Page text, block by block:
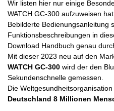
Wir listen hier nur einige
WATCH GC-300 aufzuweisen
Bebilderte Bedienungsanleitung
Funktionsbeschreibungen in
Download Handbuch genau
Mit dieser 2023 neu auf den
WATCH GC-300 wird der den
Sekundenschnelle gemessen.
Die
Deutschland 8 Millionen